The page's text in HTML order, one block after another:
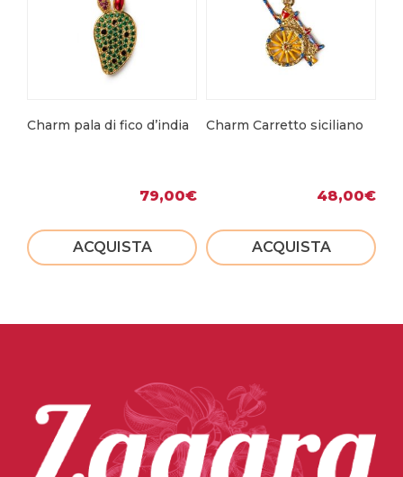
Charm pala di fico d’india
79,00€
ACQUISTA
Charm Carretto siciliano
48,00€
ACQUISTA